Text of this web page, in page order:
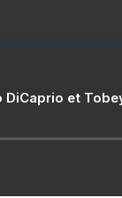
DiCaprio et